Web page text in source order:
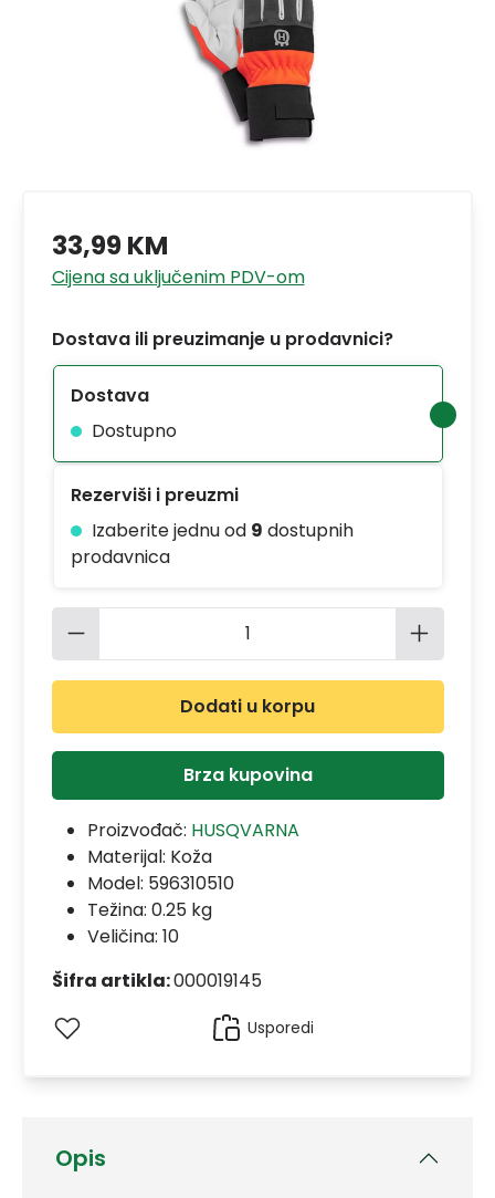
Opis
33,99 KM
Cijena sa uključenim PDV-om
Dostava ili preuzimanje u prodavnici?
Dostava
Dostupno
Rezerviši i preuzmi
Izaberite jednu od 9 dostupnih
prodavnica
Količina proizvoda: Unesite
Dodati u korpu
Brza kupovina
Proizvođač: HUSQVARNA
Materijal: Koža
Model: 596310510
Težina: 0.25 kg
Veličina: 10
Šifra artikla:000019145
Usporedi